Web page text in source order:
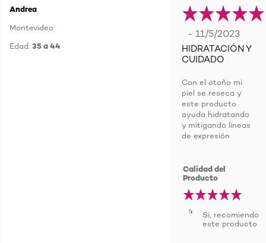
Andrea
Montevideo
Edad: 35 a 44
- 11/5/2023
HIDRATACIÓN Y
CUIDADO
Con el otoño mi
piel se reseca y
este producto
ayuda hidratando
y mitigando líneas
de expresión
Calidad del
Producto
Si, recomiendo
este producto